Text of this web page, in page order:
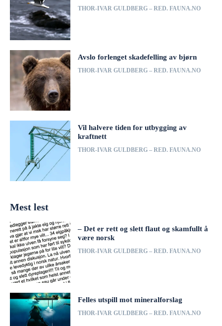
THOR-IVAR GULDBERG – RED. FAUNA.NO
Avslo forlenget skadefelling av bjørn
THOR-IVAR GULDBERG – RED. FAUNA.NO
Vil halvere tiden for utbygging av
kraftnett
THOR-IVAR GULDBERG – RED. FAUNA.NO
Mest lest
– Det er rett og slett flaut og skamfullt å
være norsk
THOR-IVAR GULDBERG – RED. FAUNA.NO
Felles utspill mot mineralforslag
THOR-IVAR GULDBERG – RED. FAUNA.NO